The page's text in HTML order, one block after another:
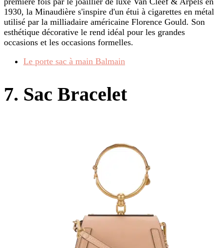
1930, la Minaudière s'inspire d'un étui à cigarettes en métal
utilisé par la milliadaire américaine Florence Gould. Son
esthétique décorative le rend idéal pour les grandes
occasions et les occasions formelles.
Le porte sac à main Balmain
7. Sac Bracelet